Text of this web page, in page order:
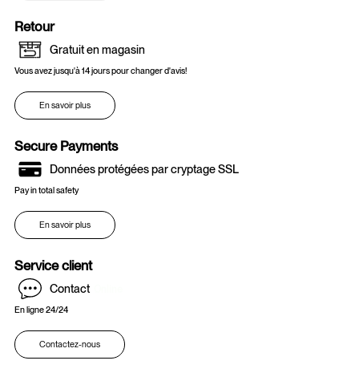
Retour
Gratuit en magasin
Vous avez jusqu'à 14 jours pour changer d'avis!
En savoir plus
Secure Payments
Données protégées par cryptage SSL
Pay in total safety
En savoir plus
Service client
Contact
En ligne 24/24
Contactez-nous